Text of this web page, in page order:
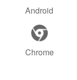
Android
Chrome